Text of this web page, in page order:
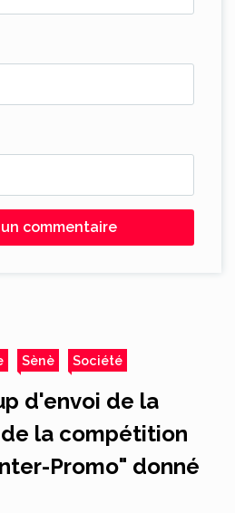
Sènè Société
d'envoi de la
la compétition
Promo" donné